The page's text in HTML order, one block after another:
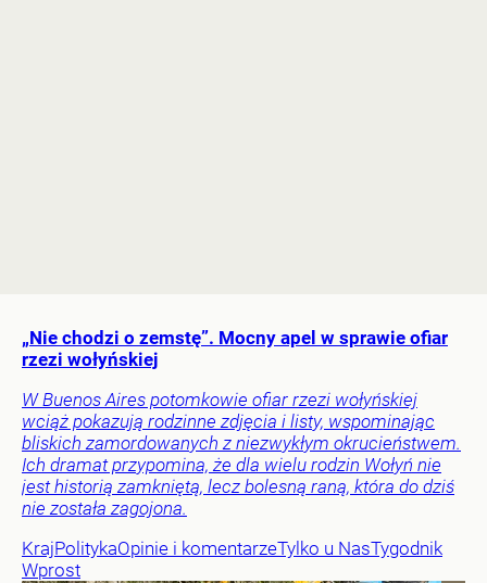
„Nie chodzi o zemstę”. Mocny apel w sprawie ofiar
rzezi wołyńskiej
W Buenos Aires potomkowie ofiar rzezi wołyńskiej
wciąż pokazują rodzinne zdjęcia i listy, wspominając
bliskich zamordowanych z niezwykłym okrucieństwem.
Ich dramat przypomina, że dla wielu rodzin Wołyń nie
jest historią zamkniętą, lecz bolesną raną, która do dziś
nie została zagojona.
KrajPolitykaOpinie i komentarzeTylko u NasTygodnik
Wprost